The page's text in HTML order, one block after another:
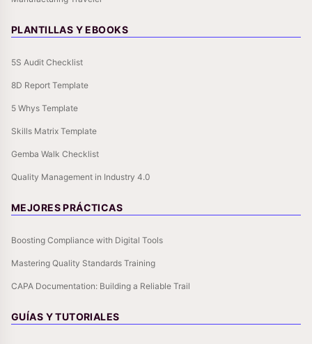
PLANTILLAS Y EBOOKS
5S Audit Checklist
8D Report Template
5 Whys Template
Skills Matrix Template
Gemba Walk Checklist
Quality Management in Industry 4.0
MEJORES PRÁCTICAS
Boosting Compliance with Digital Tools
Mastering Quality Standards Training
CAPA Documentation: Building a Reliable Trail
GUÍAS Y TUTORIALES